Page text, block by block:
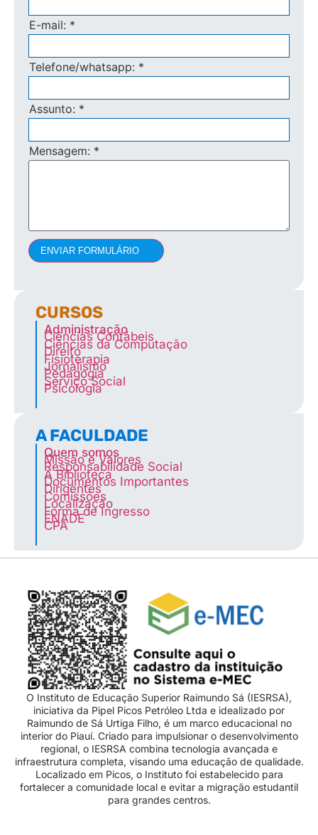
E-mail: *
Telefone/whatsapp: *
Assunto: *
Mensagem: *
ENVIAR FORMULÁRIO
CURSOS
Administração
Ciências Contábeis
Ciências da Computação
Direito
Fisioterapia
Jornalismo
Pedagogia
Serviço Social
Psicologia
A FACULDADE
Quem somos
Missão e Valores
Responsabilidade Social
A Biblioteca
Documentos Importantes
Dirigentes
Comissões
Localização
Forma de Ingresso
ENADE
CPA
O Instituto de Educação Superior Raimundo Sá (IESRSA),
iniciativa da Pipel Picos Petróleo Ltda e idealizado por
Raimundo de Sá Urtiga Filho, é um marco educacional no
interior do Piauí. Criado para impulsionar o desenvolvimento
regional, o IESRSA combina tecnologia avançada e
infraestrutura completa, visando uma educação de qualidade.
Localizado em Picos, o Instituto foi estabelecido para
fortalecer a comunidade local e evitar a migração estudantil
para grandes centros.